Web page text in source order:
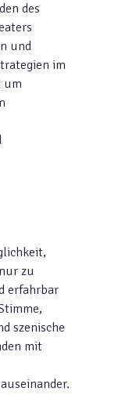
des
und
im
um
zu
erfahrbar
szenische
mit